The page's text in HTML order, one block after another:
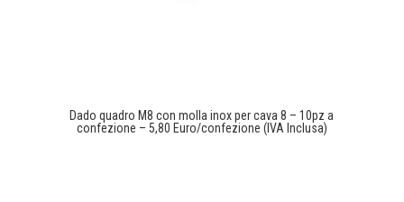
Dado quadro M8 con molla inox per cava 8 – 10pz a
confezione – 5,80 Euro/confezione (IVA Inclusa)